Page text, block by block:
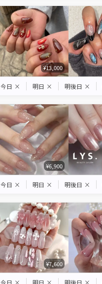
¥13,000
今日 × 明日 × 明後日 ×
¥6,900
今日 × 明日 × 明後日 ×
¥7,600